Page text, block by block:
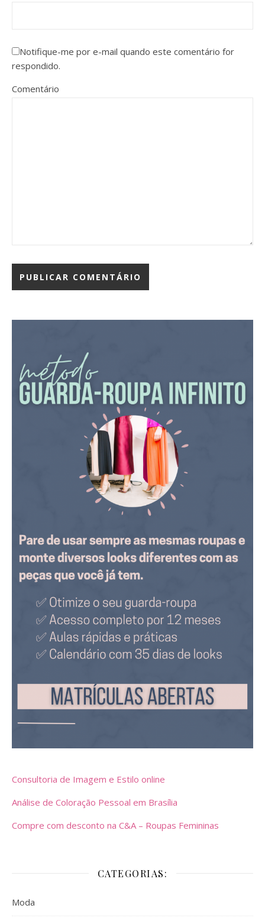
Notifique-me por e-mail quando este comentário for
respondido.
Comentário
Consultoria de Imagem e Estilo online
Análise de Coloração Pessoal em Brasília
Compre com desconto na C&A – Roupas Femininas
CATEGORIAS:
Moda